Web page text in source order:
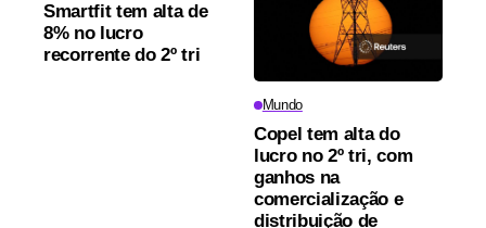
Smartfit tem alta de
8% no lucro
recorrente do 2º tri
Mundo
Copel tem alta do
lucro no 2º tri, com
ganhos na
comercialização e
distribuição de